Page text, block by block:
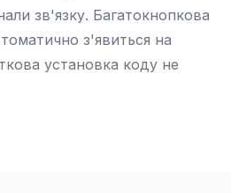
зв'язку. Багатокнопкова
з'явиться на
установка коду не